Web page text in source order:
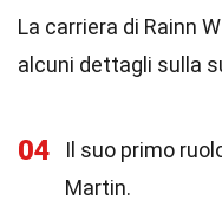
La carriera di Rainn
alcuni dettagli sulla
04
Il suo primo
Martin.